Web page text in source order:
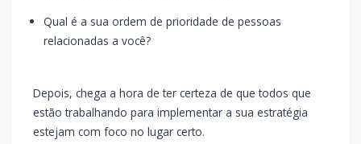
Qual é a sua ordem de prioridade de pessoas
relacionadas a você?
Depois, chega a hora de ter certeza de que todos que
estão trabalhando para implementar a sua estratégia
estejam com foco no lugar certo.